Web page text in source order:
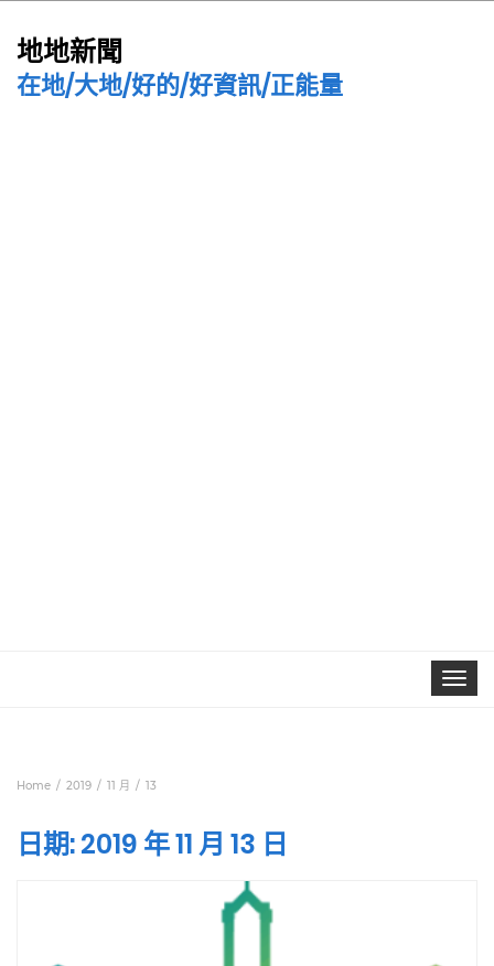
地地新聞
在地/大地/好的/好資訊/正能量
Toggle
Home 2019 11 月 13
日期:2019 年 11 月 13 日